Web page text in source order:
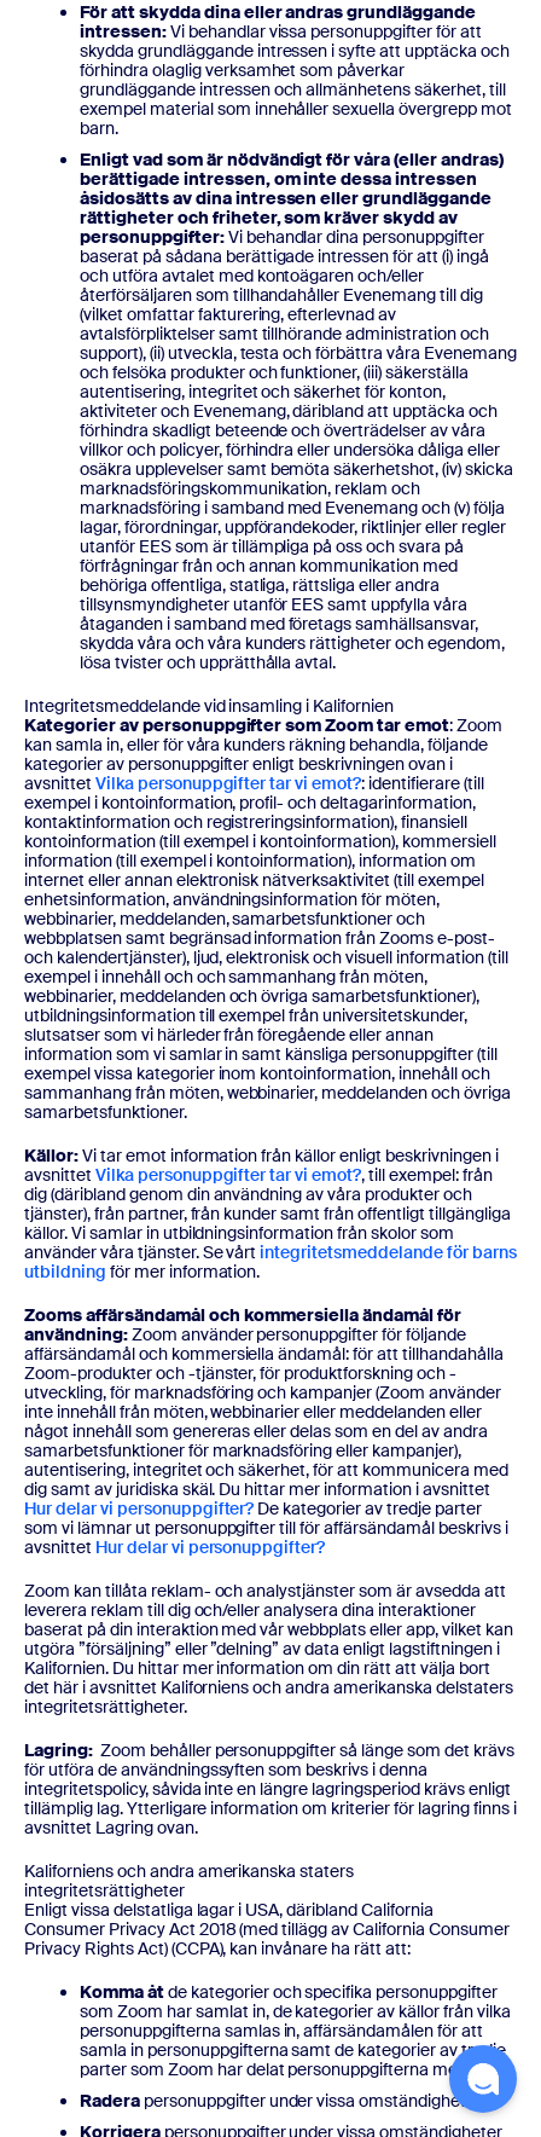
För att skydda dina eller andras grundläggande
intressen:Vi behandlar vissa personuppgifter för att
skydda grundläggande intressen i syfte att upptäcka och
förhindra olaglig verksamhet som påverkar
grundläggande intressen och allmänhetens säkerhet, till
exempel material som innehåller sexuella övergrepp mot
barn.
Enligt vad som är nödvändigt för våra (eller andras)
berättigade intressen, om inte dessa intressen
åsidosätts av dina intressen eller grundläggande
rättigheter och friheter, som kräver skydd av
personuppgifter:Vi behandlar dina personuppgifter
baserat på sådana berättigade intressen för att (i) ingå
och utföra avtalet med kontoägaren och/eller
återförsäljaren som tillhandahåller Evenemang till dig
(vilket omfattar fakturering, efterlevnad av
avtalsförpliktelser samt tillhörande administration och
support), (ii) utveckla, testa och förbättra våra Evenemang
och felsöka produkter och funktioner, (iii) säkerställa
autentisering, integritet och säkerhet för konton,
aktiviteter och Evenemang, däribland att upptäcka och
förhindra skadligt beteende och överträdelser av våra
villkor och policyer, förhindra eller undersöka dåliga eller
osäkra upplevelser samt bemöta säkerhetshot, (iv) skicka
marknadsföringskommunikation, reklam och
marknadsföring i samband med Evenemang och (v) följa
lagar, förordningar, uppförandekoder, riktlinjer eller regler
utanför EES som är tillämpliga på oss och svara på
förfrågningar från och annan kommunikation med
behöriga offentliga, statliga, rättsliga eller andra
tillsynsmyndigheter utanför EES samt uppfylla våra
åtaganden i samband med företags samhällsansvar,
skydda våra och våra kunders rättigheter och egendom,
lösa tvister och upprätthålla avtal.
Integritetsmeddelande vid insamling i Kalifornien
Kategorier av personuppgifter som Zoom tar emot: Zoom
kan samla in, eller för våra kunders räkning behandla, följande
kategorier av personuppgifter enligt beskrivningen ovan i
avsnittet Vilka personuppgifter tar vi emot?: identifierare (till
exempel i kontoinformation, profil- och deltagarinformation,
kontaktinformation och registreringsinformation), finansiell
kontoinformation (till exempel i kontoinformation), kommersiell
information (till exempel i kontoinformation), information om
internet eller annan elektronisk nätverksaktivitet (till exempel
enhetsinformation, användningsinformation för möten,
webbinarier, meddelanden, samarbetsfunktioner och
webbplatsen samt begränsad information från Zooms e-post-
och kalendertjänster), ljud, elektronisk och visuell information (till
exempel i innehåll och och sammanhang från möten,
webbinarier, meddelanden och övriga samarbetsfunktioner),
utbildningsinformation till exempel från universitetskunder,
slutsatser som vi härleder från föregående eller annan
information som vi samlar in samt känsliga personuppgifter (till
exempel vissa kategorier inom kontoinformation, innehåll och
sammanhang från möten, webbinarier, meddelanden och övriga
samarbetsfunktioner.
Källor:Vi tar emot information från källor enligt beskrivningen i
avsnittet Vilka personuppgifter tar vi emot?, till exempel: från
dig (däribland genom din användning av våra produkter och
tjänster), från partner, från kunder samt från offentligt tillgängliga
källor. Vi samlar in utbildningsinformation från skolor som
använder våra tjänster. Se vårt integritetsmeddelande för barns
utbildning för mer information.
Zooms affärsändamål och kommersiella ändamål för
användning:Zoom använder personuppgifter för följande
affärsändamål och kommersiella ändamål: för att tillhandahålla
Zoom-produkter och -tjänster, för produktforskning och -
utveckling, för marknadsföring och kampanjer (Zoom använder
inte innehåll från möten, webbinarier eller meddelanden eller
något innehåll som genereras eller delas som en del av andra
samarbetsfunktioner för marknadsföring eller kampanjer),
autentisering, integritet och säkerhet, för att kommunicera med
dig samt av juridiska skäl. Du hittar mer information i avsnittet
Hur delar vi personuppgifter? De kategorier av tredje parter
som vi lämnar ut personuppgifter till för affärsändamål beskrivs i
avsnittet Hur delar vi personuppgifter?
Zoom kan tillåta reklam- och analystjänster som är avsedda att
leverera reklam till dig och/eller analysera dina interaktioner
baserat på din interaktion med vår webbplats eller app, vilket kan
utgöra ”försäljning” eller ”delning” av data enligt lagstiftningen i
Kalifornien. Du hittar mer information om din rätt att välja bort
det här i avsnittet Kaliforniens och andra amerikanska delstaters
integritetsrättigheter.
Lagring: Zoom behåller personuppgifter så länge som det krävs
för utföra de användningssyften som beskrivs i denna
integritetspolicy, såvida inte en längre lagringsperiod krävs enligt
tillämplig lag. Ytterligare information om kriterier för lagring finns i
avsnittet Lagring ovan.
Kaliforniens och andra amerikanska staters
integritetsrättigheter
Enligt vissa delstatliga lagar i USA, däribland California
Consumer Privacy Act 2018 (med tillägg av California Consumer
Privacy Rights Act) (CCPA), kan invånare ha rätt att:
Komma åtde kategorier och specifika personuppgifter
som Zoom har samlat in, de kategorier av källor från vilka
personuppgifterna samlas in, affärsändamålen för att
samla in personuppgifterna samt de kategorier av tredje
parter som Zoom har delat personuppgifterna med
Radera personuppgifter under vissa omständigheter
Korrigera personuppgifter under vissa omständigheter